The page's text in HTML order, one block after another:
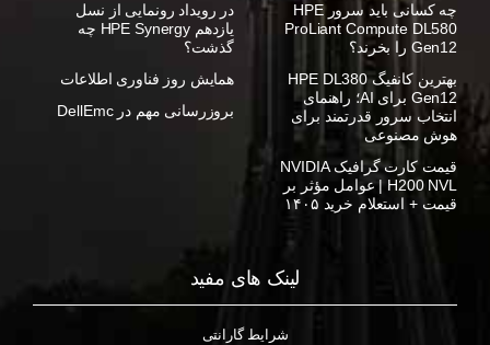
چه کسانی باید سرور HPE
ProLiant Compute DL580
Gen12 را بخرند؟
بهترین کانفیگ HPE DL380
Gen12 برای AI؛ راهنمای
انتخاب سرور قدرتمند برای
هوش مصنوعی
قیمت کارت گرافیک NVIDIA
H200 NVL | عوامل مؤثر بر
قیمت + استعلام خرید ۱۴۰۵
در رویداد رونمایی از نسل
یازدهم HPE Synergy چه
گذشت؟
همایش روز فناوری اطلاعات
بروزرسانی مهم در DellEmc
لینک های مفید
شرایط گارانتی